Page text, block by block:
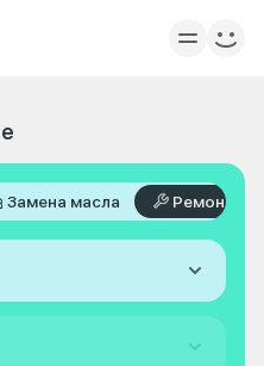
Замена масла Ремонт